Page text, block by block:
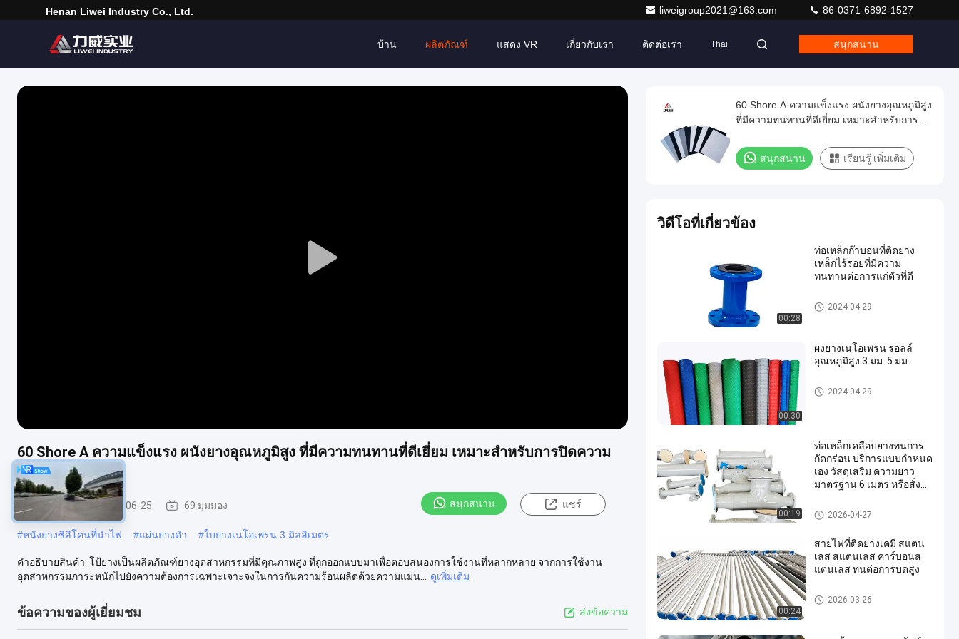
Henan Liwei Industry Co., Ltd. liweigroup2021@163.com 86-0371-6892-1527
บ้าน ผลิตภัณฑ์ แสดง VR เกี่ยวกับเรา ติดต่อเรา Thai สนุกสนาน
Play
60 Shore A ความแข็งแรง ผนังยางอุณหภูมิสูง ที่มีความทนทานที่ดีเยี่ยม เหมาะสําหรับการปิดความ
ร้อน
แผ่นยาง 2026-06-25 69 มุมมอง สนุกสนาน แชร์
#หนังยางซิลิโคนที่นําไฟ #แผ่นยางดำ #ใบยางเนโอเพรน 3 มิลลิเมตร
คําอธิบายสินค้า: โป้ยางเป็นผลิตภัณฑ์ยางอุตสาหกรรมที่มีคุณภาพสูง ที่ถูกออกแบบมาเพื่อตอบสนองการใช้งานที่หลากหลาย จากการใช้งาน
อุตสาหกรรมภาระหนักไปยังความต้องการเฉพาะเจาะจงในการกันความร้อนผลิตด้วยความแม่น...
ดูเพิ่มเติม
ข้อความของผู้เยี่ยมชม ส่งข้อความ
60 Shore A ความแข็งแรง ผนังยางอุณหภูมิสูง
ที่มีความทนทานที่ดีเยี่ยม เหมาะสําหรับการปิด
สนุกสนาน เรียนรู้ เพิ่มเติม
วิดีโอที่เกี่ยวข้อง
00:28
ท่อเหล็กก๊าบอนที่ติดยาง
เหล็กไร้รอยที่มีความ
ทนทานต่อการแก่ตัวที่ดี
ท่อยาง2024-04-29
00:30
ผงยางเนโอเพรน รอลล์
อุณหภูมิสูง 3 มม. 5 มม.
แผ่นยาง2024-04-29
00:19
ท่อเหล็กเคลือบยางทนการ
กัดกร่อน บริการแบบกำหนด
เอง วัสดุเสริม ความยาว
มาตรฐาน 6 เมตร หรือสั่งทำ
ท่อยาง2026-04-27
00:24
สายไฟที่ติดยางเคมี สแตน
เลส สแตนเลส คาร์บอนส
แตนเลส ทนต่อการบดสูง
ท่อยาง2026-03-26